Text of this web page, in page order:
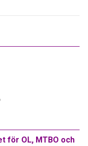
för OL, MTBO och